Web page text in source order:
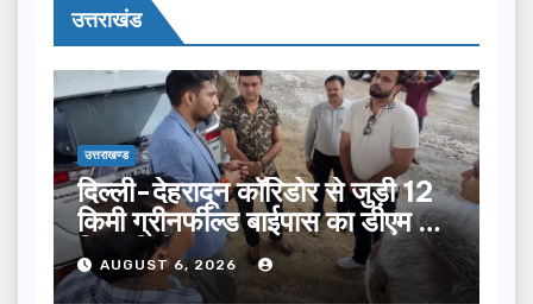
उत्तराखंड
उत्तराखण्ड
दिल्ली-देहरादून कॉरिडोर से जुड़ी 12
किमी ग्रीनफील्ड बाईपास का डीएम ने
किया निरीक्षण…
AUGUST 6, 2026